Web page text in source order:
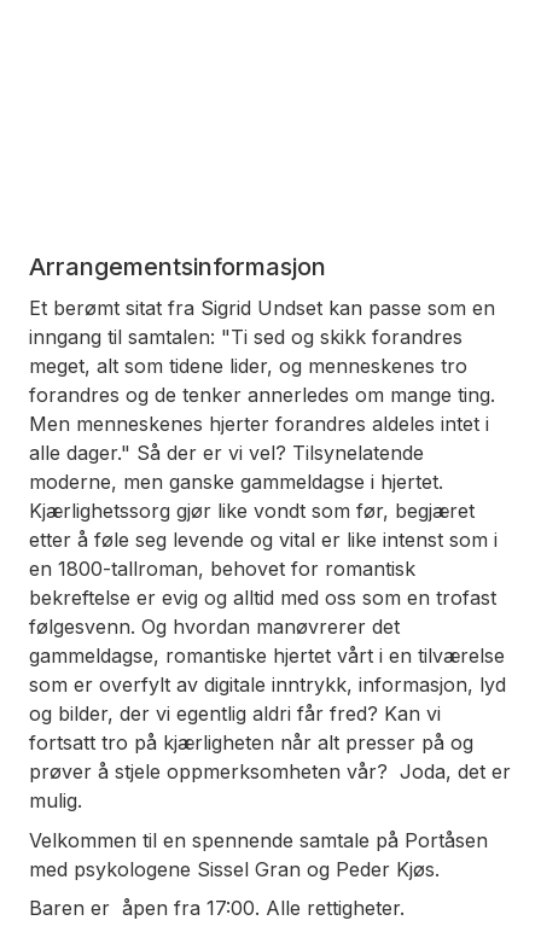
Arrangementsinformasjon
Et berømt sitat fra Sigrid Undset kan passe som en
inngang til samtalen: "Ti sed og skikk forandres
meget, alt som tidene lider, og menneskenes tro
forandres og de tenker annerledes om mange ting.
Men menneskenes hjerter forandres aldeles intet i
alle dager." Så der er vi vel? Tilsynelatende
moderne, men ganske gammeldagse i hjertet.
Kjærlighetssorg gjør like vondt som før, begjæret
etter å føle seg levende og vital er like intenst som i
en 1800-tallroman, behovet for romantisk
bekreftelse er evig og alltid med oss som en trofast
følgesvenn. Og hvordan manøvrerer det
gammeldagse, romantiske hjertet vårt i en tilværelse
som er overfylt av digitale inntrykk, informasjon, lyd
og bilder, der vi egentlig aldri får fred? Kan vi
fortsatt tro på kjærligheten når alt presser på og
prøver å stjele oppmerksomheten vår? Joda, det er
mulig.
Velkommen til en spennende samtale på Portåsen
med psykologene Sissel Gran og Peder Kjøs.
Baren er åpen fra 17:00. Alle rettigheter.